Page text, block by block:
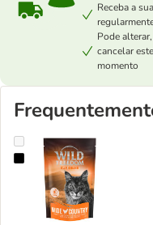
Receba a
Pode
cancelar
momento
Wild Freedom Snack -